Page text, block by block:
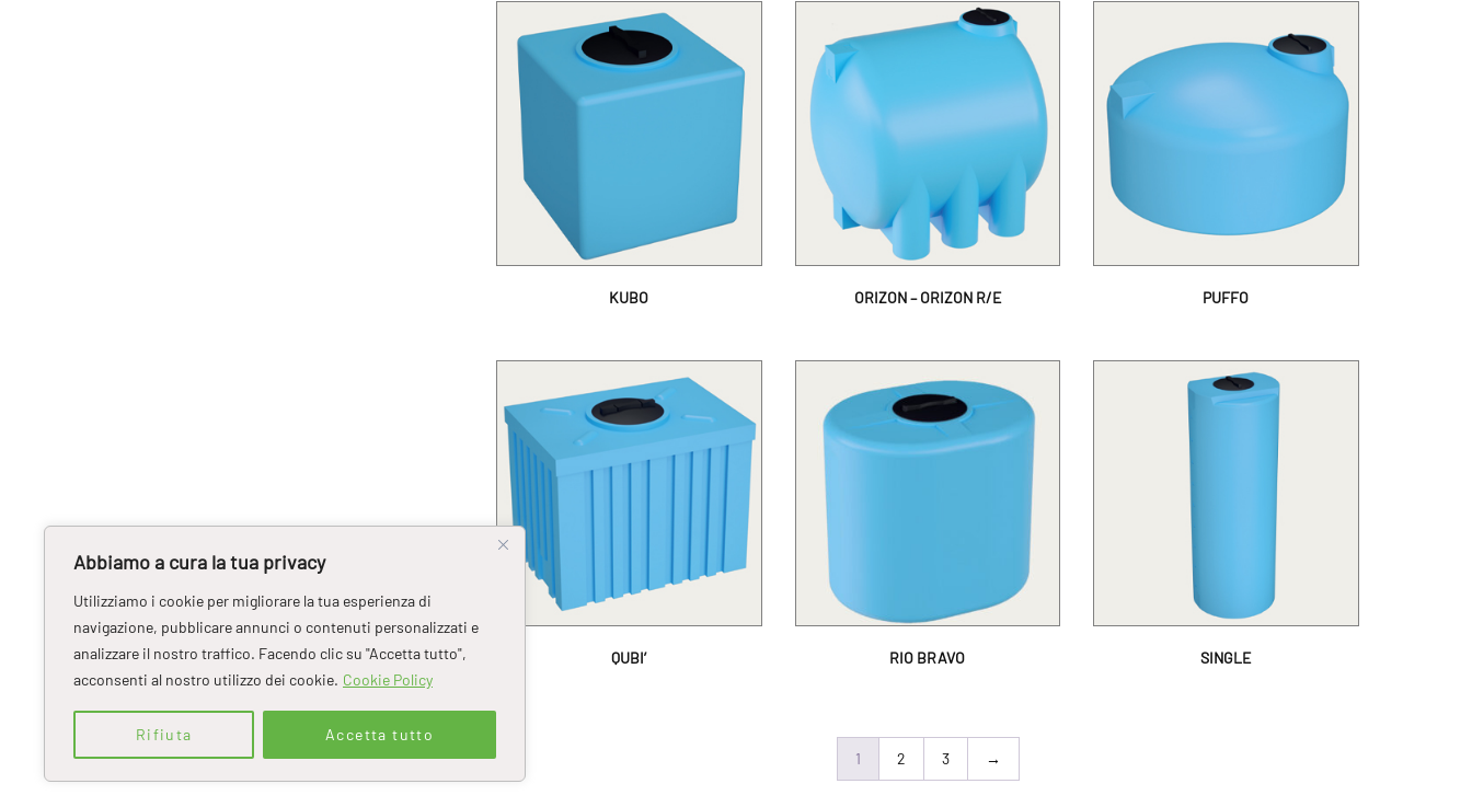
Abbiamo a cura la tua privacy
Utilizziamo i cookie per migliorare la tua esperienza di
navigazione, pubblicare annunci o contenuti personalizzati e
analizzare il nostro traffico. Facendo clic su "Accetta tutto",
acconsenti al nostro utilizzo dei cookie. Cookie Policy
Rifiuta Accetta tutto
KUBO ORIZON – ORIZON R/E PUFFO
QUBI’ RIO BRAVO SINGLE
1 2 3 →